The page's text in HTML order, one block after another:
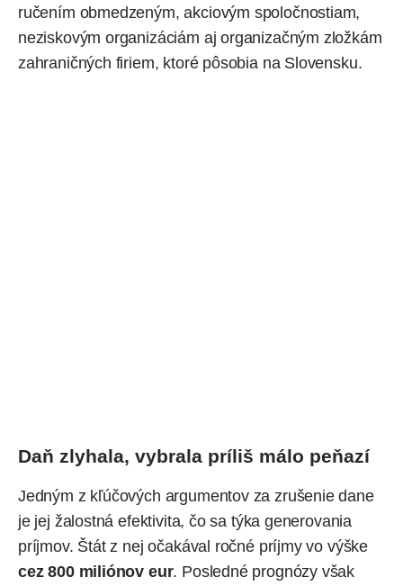
ručením obmedzeným, akciovým spoločnostiam,
neziskovým organizáciám aj organizačným zložkám
zahraničných firiem, ktoré pôsobia na Slovensku.
Daň zlyhala, vybrala príliš málo peňazí
Jedným z kľúčových argumentov za zrušenie dane
je jej žalostná efektivita, čo sa týka generovania
príjmov. Štát z nej očakával ročné príjmy vo výške
cez 800 miliónov eur. Posledné prognózy však